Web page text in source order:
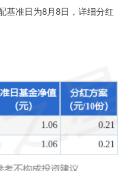
基准日为8月8日，详细分红